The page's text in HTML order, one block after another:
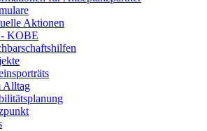
Aktionen
- KOBE
Alltag